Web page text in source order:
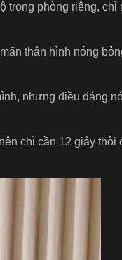
phòng riêng, chỉ
thân hình nóng
nhưng điều đáng
chỉ cần 12 giây thôi